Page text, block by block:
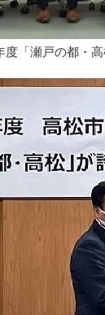
度「瀬戸の都・